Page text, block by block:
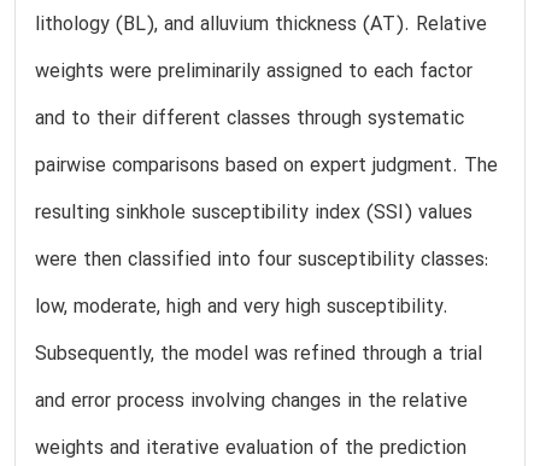
lithology (BL), and alluvium thickness (AT). Relative
weights were preliminarily assigned to each factor
and to their different classes through systematic
pairwise comparisons based on expert judgment. The
resulting sinkhole susceptibility index (SSI) values
were then classified into four susceptibility classes:
low, moderate, high and very high susceptibility.
Subsequently, the model was refined through a trial
and error process involving changes in the relative
weights and iterative evaluation of the prediction